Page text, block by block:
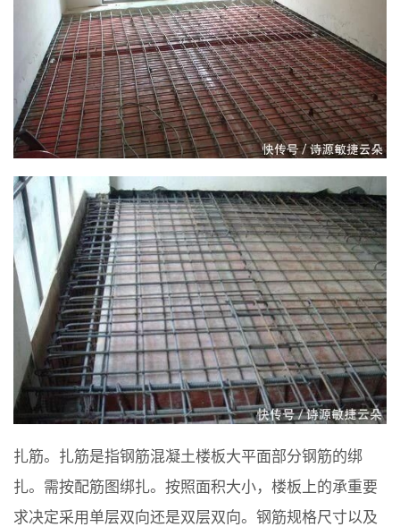
扎筋。扎筋是指钢筋混凝土楼板大平面部分钢筋的绑
扎。需按配筋图绑扎。按照面积大小，楼板上的承重要
求决定采用单层双向还是双层双向。钢筋规格尺寸以及